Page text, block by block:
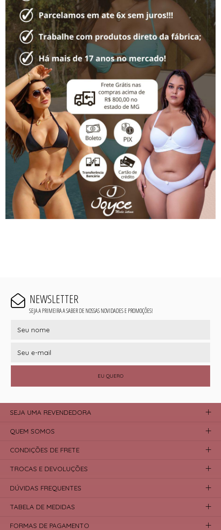
NEWSLETTER
SEJA A PRIMEIRA A SABER DE NOSSAS NOVIDADES E PROMOÇÕES!
EU QUERO
SEJA UMA REVENDEDORA
QUEM SOMOS
CONDIÇÕES DE FRETE
TROCAS E DEVOLUÇÕES
DÚVIDAS FREQUENTES
TABELA DE MEDIDAS
FORMAS DE PAGAMENTO